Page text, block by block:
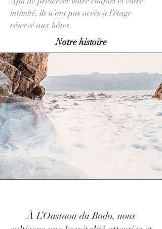
intimité, ils n’ont pas accès à l’étage
réservé aux hôtes.
Notre histoire
À L’Oustaou du Bodo, nous